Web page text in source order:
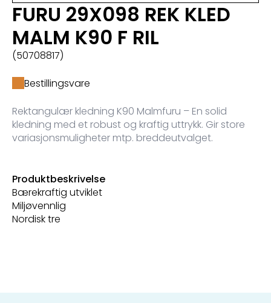
FURU 29X098 REK KLED
MALM K90 F RIL
(50708817)
Bestillingsvare
Rektangulær kledning K90 Malmfuru – En solid
kledning med et robust og kraftig uttrykk. Gir store
variasjonsmuligheter mtp. breddeutvalget.
Produktbeskrivelse
Bærekraftig utviklet
Miljøvennlig
Nordisk tre